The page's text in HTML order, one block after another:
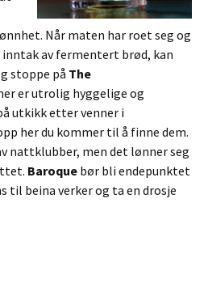
Når maten har roet seg og
av fermentert brød, kan
stoppe på The
er utrolig hyggelige og
utkikk etter venner i
her du kommer til å finne dem.
nattklubber, men det lønner seg
Baroque bør bli endepunktet
til beina verker og ta en drosje